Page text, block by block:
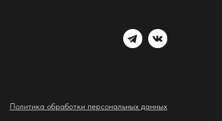
Политика обработки персональных данных